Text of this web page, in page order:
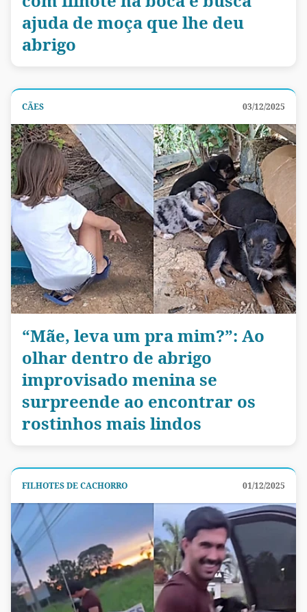
ajuda de moça que lhe deu
abrigo
CÃES 03/12/2025
“Mãe, leva um pra mim?”: Ao
olhar dentro de abrigo
improvisado menina se
surpreende ao encontrar os
rostinhos mais lindos
FILHOTES DE CACHORRO 01/12/2025